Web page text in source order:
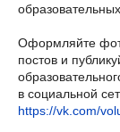
Оформляйте
постов и
в социальной
https://vk.com/